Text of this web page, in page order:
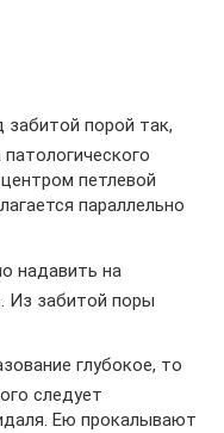
порой так,
петлевой
параллельно
надавить на
Из забитой поры
глубокое, то
следует
Ею прокалывают